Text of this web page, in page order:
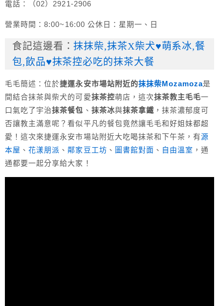
電話：（02）2921-2906
營業時間：8:00~16:00 公休日：星期一、日
食記這邊看：抹抹柴,抹茶X柴犬♥萌系冰,餐
包,飲品♥抹茶控必吃的抹茶大餐
毛毛簡述：位於捷運永安市場站附近的抹抹柴Mozamoza是
間結合抹茶與柴犬的可愛抹茶控萌店，這次抹茶教主毛毛一
口氣吃了宇治抹茶餐包 、 抹茶冰與抹茶拿鐵 ，抹茶濃郁度可
否讓教主滿意呢？看似平凡的餐包竟然讓毛毛和好姐妹都超
愛！這次來捷運永安市場站附近大吃喝抹茶和下午茶，有源
本屋 、花漾朋派 、鄰家豆工坊 、 圖書館對面 、 自由溫室 ，通
通都要一起分享給大家！